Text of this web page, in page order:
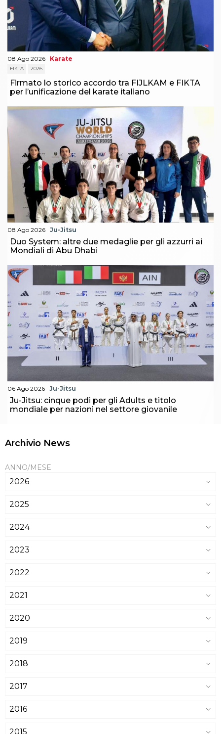
08 Ago 2026 Karate
FIKTA 2026
Firmato lo storico accordo tra FIJLKAM e FIKTA
per l’unificazione del karate italiano
08 Ago 2026 Ju-Jitsu
Duo System: altre due medaglie per gli azzurri ai
Mondiali di Abu Dhabi
06 Ago 2026 Ju-Jitsu
Ju-Jitsu: cinque podi per gli Adults e titolo
mondiale per nazioni nel settore giovanile
Archivio News
ANNO/MESE
2026
2025
2024
2023
2022
2021
2020
2019
2018
2017
2016
2015